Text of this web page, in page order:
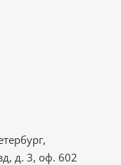
д. 3, оф. 602